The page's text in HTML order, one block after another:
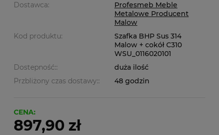
Dostawca:
Profesmeb Meble
Metalowe Producent
Malow
Kod produktu:
Szafka BHP Sus 314
Malow + cokół C310
WSU_0116020101
Dostepność::
duża ilość
Przbliżony czas dostawy::
48 godzin
CENA:
897,90 zł